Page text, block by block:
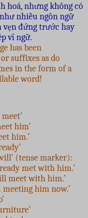
hoá, nhưng không có
nhiều ngôn ngữ
vẹn đứng trước hay
vĩ ngữ.
has been
suffixes as do
in the form of a
word!
meet’
him’
him.’
(tense marker):
met with him.’
meet with him.’
meeting him now.’